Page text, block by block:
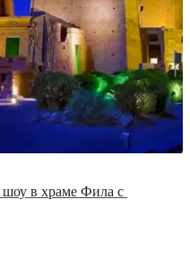
шоу в храме Фила с